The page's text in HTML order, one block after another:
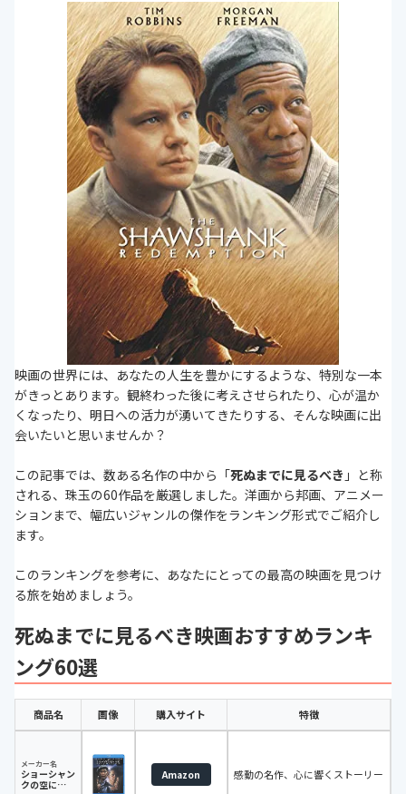
映画の世界には、あなたの人生を豊かにするような、特別な一本
がきっとあります。観終わった後に考えさせられたり、心が温か
くなったり、明日への活力が湧いてきたりする、そんな映画に出
会いたいと思いませんか？
この記事では、数ある名作の中から「死ぬまでに見るべき 」と称
される、珠玉の60作品を厳選しました。洋画から邦画、アニメー
ションまで、幅広いジャンルの傑作をランキング形式でご紹介し
ます。
このランキングを参考に、あなたにとっての最高の映画を見つけ
る旅を始めましょう。
死ぬまでに見るべき映画おすすめランキ
ング60選
商品名 画像 購入サイト 特徴
メーカー名
ショーシャン
クの空に
Amazon 感動の名作、心に響くストーリー